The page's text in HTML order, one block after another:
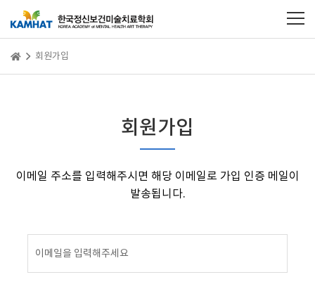
회원가입
회원가입
이메일 주소를 입력해주시면 해당 이메일로 가입 인증 메일이
발송됩니다.